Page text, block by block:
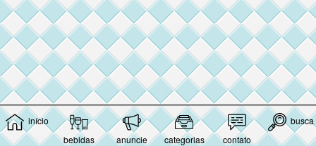
início
bebidas
anuncie categorias contato
busca